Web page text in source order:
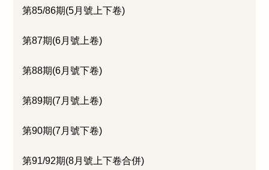
第85/86期(5月號上下卷)
第87期(6月號上卷)
第88期(6月號下卷)
第89期(7月號上卷)
第90期(7月號下卷)
第91/92期(8月號上下卷合併)